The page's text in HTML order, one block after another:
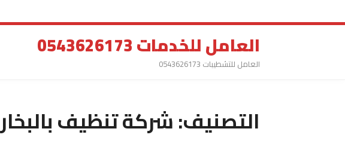
العامل للخدمات 0543626173
العامل للتشطيبات 0543626173
التصنيف:شركة تنظيف بالبخار